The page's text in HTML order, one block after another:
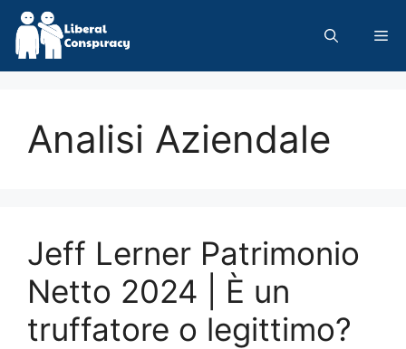
Skip
content
Analisi Aziendale
Jeff Lerner Patrimonio
Netto 2024 | È un
truffatore o legittimo?